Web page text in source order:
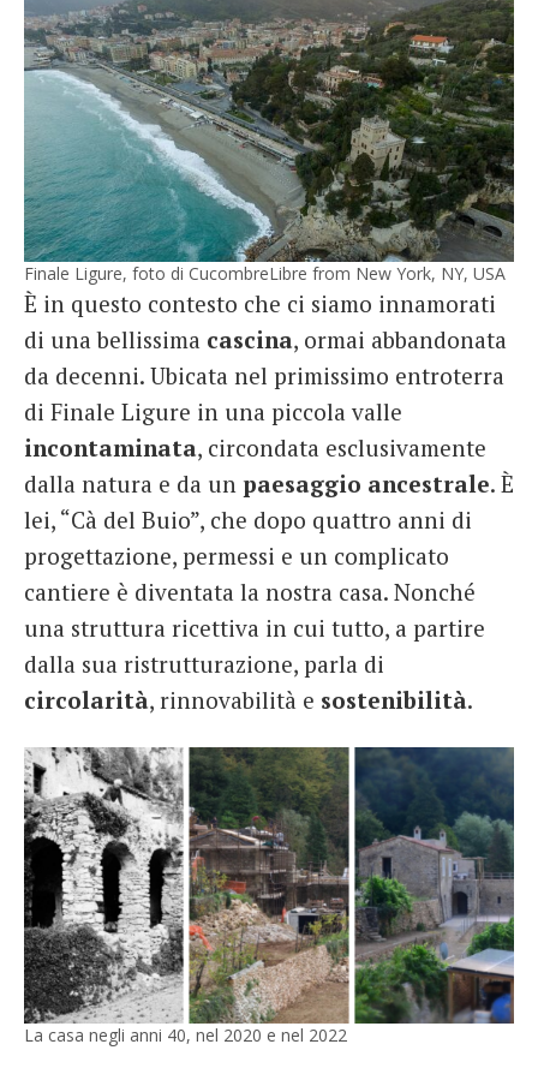
Finale Ligure, foto di CucombreLibre from New York, NY, USA
È in questo contesto che ci siamo innamorati
di una bellissima cascina, ormai abbandonata
da decenni. Ubicata nel primissimo entroterra
di Finale Ligure in una piccola valle
incontaminata, circondata esclusivamente
dalla natura e da un paesaggio ancestrale. È
lei, “Cà del Buio”, che dopo quattro anni di
progettazione, permessi e un complicato
cantiere è diventata la nostra casa. Nonché
una struttura ricettiva in cui tutto, a partire
dalla sua ristrutturazione, parla di
circolarità, rinnovabilità e sostenibilità.
La casa negli anni 40, nel 2020 e nel 2022